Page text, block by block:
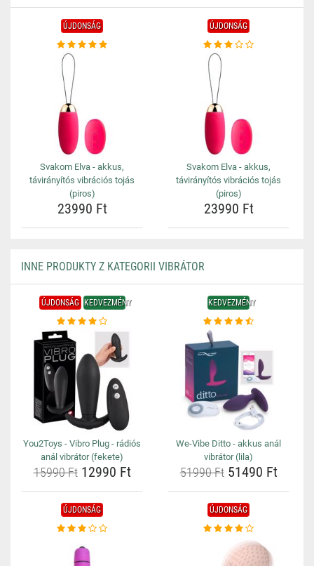
ÚJDONSÁG
Svakom Elva - akkus,
távirányítós vibrációs tojás
(piros)
23990 Ft
ÚJDONSÁG
Svakom Elva - akkus,
távirányítós vibrációs tojás
(piros)
23990 Ft
INNE PRODUKTY Z KATEGORII VIBRÁTOR
ÚJDONSÁG KEDVEZMÉNY
You2Toys - Vibro Plug - rádiós
anál vibrátor (fekete)
15990 Ft12990 Ft
KEDVEZMÉNY
We-Vibe Ditto - akkus anál
vibrátor (lila)
51990 Ft51490 Ft
ÚJDONSÁG ÚJDONSÁG